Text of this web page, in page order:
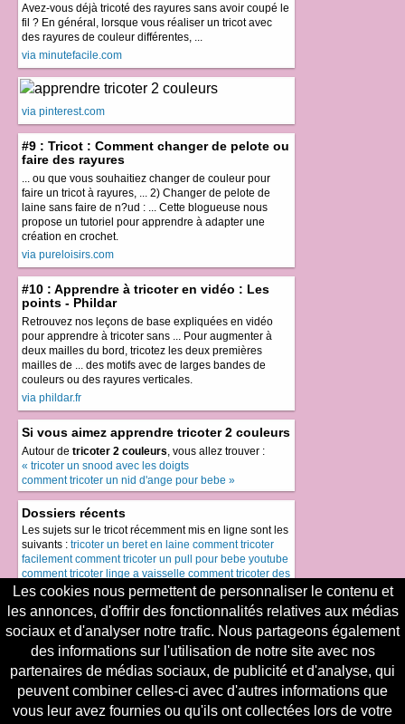
Avez-vous déjà tricoté des rayures sans avoir coupé le
fil ? En général, lorsque vous réaliser un tricot avec
des rayures de couleur différentes, ...
via minutefacile.com
via pinterest.com
#9 : Tricot : Comment changer de pelote ou
faire des rayures
... ou que vous souhaitiez changer de couleur pour
faire un tricot à rayures, ... 2) Changer de pelote de
laine sans faire de n?ud : ... Cette blogueuse nous
propose un tutoriel pour apprendre à adapter une
création en crochet.
via pureloisirs.com
#10 : Apprendre à tricoter en vidéo : Les
points - Phildar
Retrouvez nos leçons de base expliquées en vidéo
pour apprendre à tricoter sans ... Pour augmenter à
deux mailles du bord, tricotez les deux premières
mailles de ... des motifs avec de larges bandes de
couleurs ou des rayures verticales.
via phildar.fr
Si vous aimez apprendre tricoter 2 couleurs
Autour de tricoter 2 couleurs, vous allez trouver :
« tricoter un snood avec les doigts
comment tricoter un nid d'ange pour bebe »
Dossiers récents
Les sujets sur le tricot récemment mis en ligne sont les
suivants : tricoter un beret en laine comment tricoter
facilement comment tricoter un pull pour bebe youtube
comment tricoter linge a vaisselle comment tricoter des
rayures verticales
Le meilleur du tricot
Le top du tricot, les sujets les plus demandés sont
comment tricoter la laine phildar tango, suivis de près
parcomment tricoter laine tango phildar,apprendre a
comment tricoter la laine tango de
phildarpuiscomment tricoter echarpe tango phildaret
enfin comment tricoter laine tango.
Les cookies nous permettent de personnaliser le contenu et
les annonces, d'offrir des fonctionnalités relatives aux médias
sociaux et d'analyser notre trafic. Nous partageons également
des informations sur l'utilisation de notre site avec nos
partenaires de médias sociaux, de publicité et d'analyse, qui
peuvent combiner celles-ci avec d'autres informations que
vous leur avez fournies ou qu'ils ont collectées lors de votre